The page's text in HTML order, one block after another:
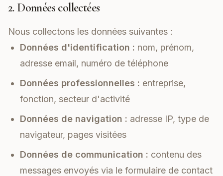
2. Données collectées
Nous collectons les données suivantes :
Données d'identification : nom, prénom,
adresse email, numéro de téléphone
Données professionnelles : entreprise,
fonction, secteur d'activité
Données de navigation : adresse IP, type de
navigateur, pages visitées
Données de communication : contenu des
messages envoyés via le formulaire de contact